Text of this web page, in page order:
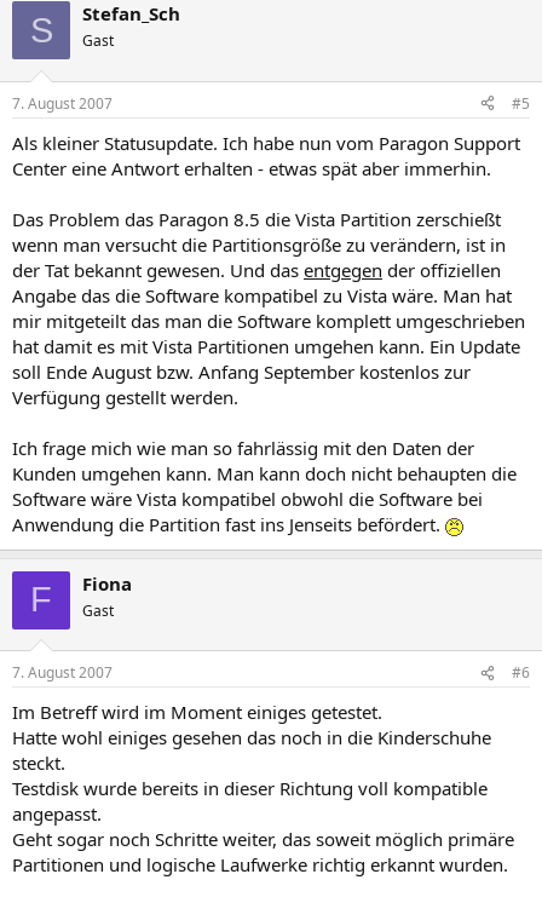
S Stefan_Sch
Gast
7. August 2007 #5
Als kleiner Statusupdate. Ich habe nun vom Paragon Support
Center eine Antwort erhalten - etwas spät aber immerhin.
Das Problem das Paragon 8.5 die Vista Partition zerschießt
wenn man versucht die Partitionsgröße zu verändern, ist in
der Tat bekannt gewesen. Und das entgegen der offiziellen
Angabe das die Software kompatibel zu Vista wäre. Man hat
mir mitgeteilt das man die Software komplett umgeschrieben
hat damit es mit Vista Partitionen umgehen kann. Ein Update
soll Ende August bzw. Anfang September kostenlos zur
Verfügung gestellt werden.
Ich frage mich wie man so fahrlässig mit den Daten der
Kunden umgehen kann. Man kann doch nicht behaupten die
Software wäre Vista kompatibel obwohl die Software bei
Anwendung die Partition fast ins Jenseits befördert.
F Fiona
Gast
7. August 2007 #6
Im Betreff wird im Moment einiges getestet.
Hatte wohl einiges gesehen das noch in die Kinderschuhe
steckt.
Testdisk wurde bereits in dieser Richtung voll kompatible
angepasst.
Geht sogar noch Schritte weiter, das soweit möglich primäre
Partitionen und logische Laufwerke richtig erkannt wurden.